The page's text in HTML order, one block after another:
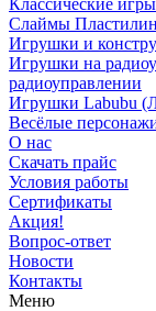
Классические игры
Слаймы Пластилин
Игрушки и
Игрушки на
радиоуправлении
Игрушки Labubu
Весёлые
О нас
Скачать прайс
Условия работы
Сертификаты
Акция!
Вопрос-ответ
Новости
Контакты
Меню